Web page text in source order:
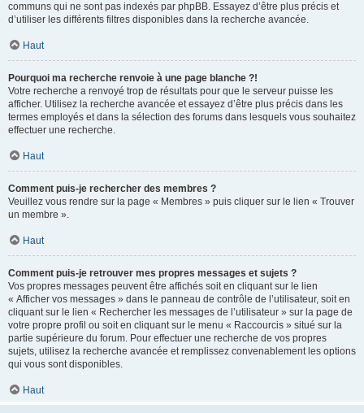
communs qui ne sont pas indexés par phpBB. Essayez d’être plus précis et
d’utiliser les différents filtres disponibles dans la recherche avancée.
Haut
Pourquoi ma recherche renvoie à une page blanche ?!
Votre recherche a renvoyé trop de résultats pour que le serveur puisse les
afficher. Utilisez la recherche avancée et essayez d’être plus précis dans les
termes employés et dans la sélection des forums dans lesquels vous souhaitez
effectuer une recherche.
Haut
Comment puis-je rechercher des membres ?
Veuillez vous rendre sur la page « Membres » puis cliquer sur le lien « Trouver
un membre ».
Haut
Comment puis-je retrouver mes propres messages et sujets ?
Vos propres messages peuvent être affichés soit en cliquant sur le lien
« Afficher vos messages » dans le panneau de contrôle de l’utilisateur, soit en
cliquant sur le lien « Rechercher les messages de l’utilisateur » sur la page de
votre propre profil ou soit en cliquant sur le menu « Raccourcis » situé sur la
partie supérieure du forum. Pour effectuer une recherche de vos propres
sujets, utilisez la recherche avancée et remplissez convenablement les options
qui vous sont disponibles.
Haut